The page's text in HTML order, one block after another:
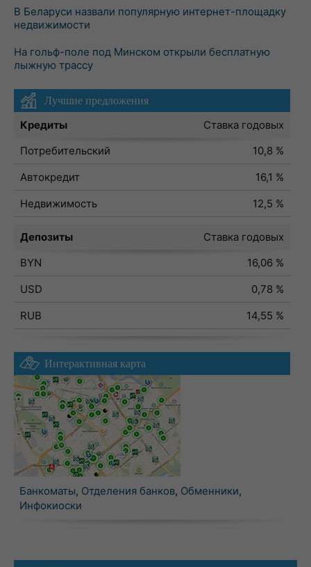
В Беларуси назвали популярную интернет-площадку
недвижимости
На гольф-поле под Минском открыли бесплатную
лыжную трассу
Лучшие предложения
Кредиты
Ставка годовых
Потребительский
10,8 %
Автокредит
16,1 %
Недвижимость
12,5 %
Депозиты
Ставка годовых
BYN
16,06 %
USD
0,78 %
RUB
14,55 %
Интерактивная карта
Банкоматы, Отделения банков, Обменники,
Инфокиоски